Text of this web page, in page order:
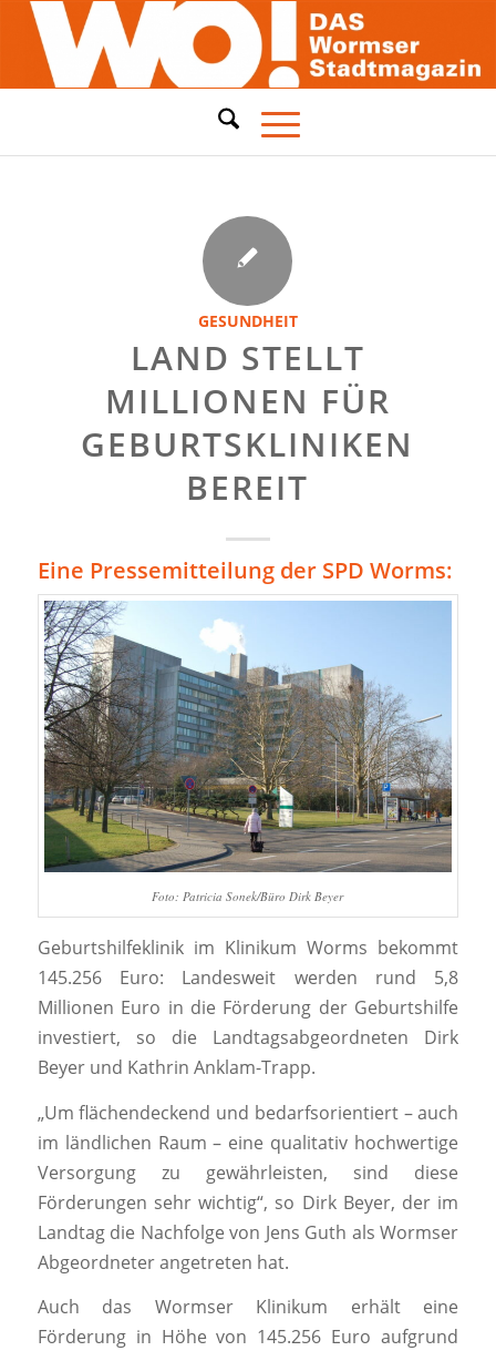
GESUNDHEIT
LAND STELLT
MILLIONEN FÜR
GEBURTSKLINIKEN
BEREIT
Eine Pressemitteilung der SPD Worms:
Foto: Patricia Sonek/Büro Dirk Beyer
Geburtshilfeklinik im Klinikum Worms bekommt
145.256 Euro: Landesweit werden rund 5,8
Millionen Euro in die Förderung der Geburtshilfe
investiert, so die Landtagsabgeordneten Dirk
Beyer und Kathrin Anklam-Trapp.
„Um flächendeckend und bedarfsorientiert – auch
im ländlichen Raum – eine qualitativ hochwertige
Versorgung zu gewährleisten, sind diese
Förderungen sehr wichtig“, so Dirk Beyer, der im
Landtag die Nachfolge von Jens Guth als Wormser
Abgeordneter angetreten hat.
Auch das Wormser Klinikum erhält eine
Förderung in Höhe von 145.256 Euro aufgrund